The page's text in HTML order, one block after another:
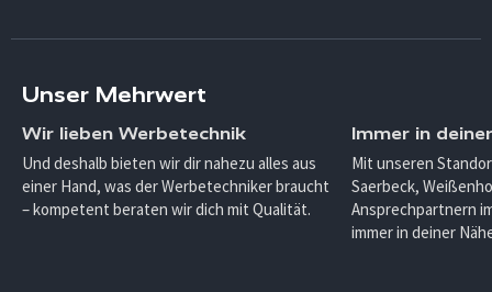
Unser Mehrwert
Wir lieben Werbetechnik
Und deshalb bieten wir dir nahezu alles aus
einer Hand, was der Werbetechniker braucht
– kompetent beraten wir dich mit Qualität.
Immer in
Mit unseren
Saerbeck,
Ansprechpartnern
immer in deiner